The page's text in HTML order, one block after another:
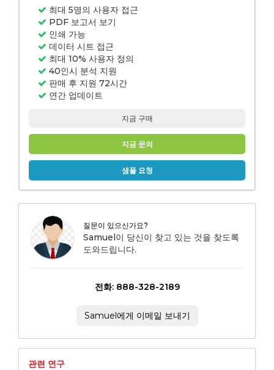
최대 5명의 사용자 접근
PDF 보고서 보기
인쇄 가능
데이터 시트 접근
최대 10% 사용자 정의
40인시 분석 지원
판매 후 지원 72시간
연간 업데이트
지금 구매
지금 문의
샘플 요청
질문이 있으신가요?
Samuel이 당신이 찾고 있는 것을 찾도록
도와드립니다.
전화: 888-328-2189
Samuel에게 이메일 보내기
관련 연구